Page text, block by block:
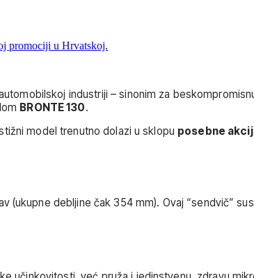
industriji – sinonim za
BRONTE 130.
model trenutno dolazi u sklopu posebne
(ukupne debljine čak 354 mm). Ovaj “sendvič”